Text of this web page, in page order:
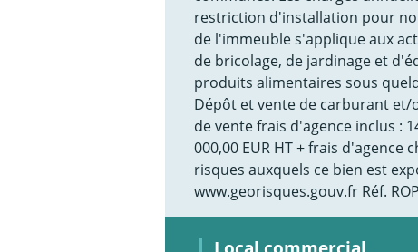
restriction d'installation pour
de l'immeuble s'applique aux
de bricolage, de jardinage et
produits alimentaires sous
Dépôt et vente de carburant et/
de vente frais d'agence inclus :
000,00 EUR HT + frais d'agence
risques auxquels ce bien est
www.georisques.gouv.fr Réf.